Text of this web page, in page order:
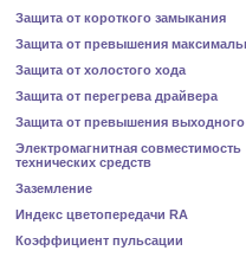
Защита от короткого замыкания
Защита от превышения
Защита от холостого хода
Защита от перегрева драйвера
Защита от превышения
Электромагнитная совместимость
технических средств
Заземление
Индекс цветопередачи RA
Коэффициент пульсации